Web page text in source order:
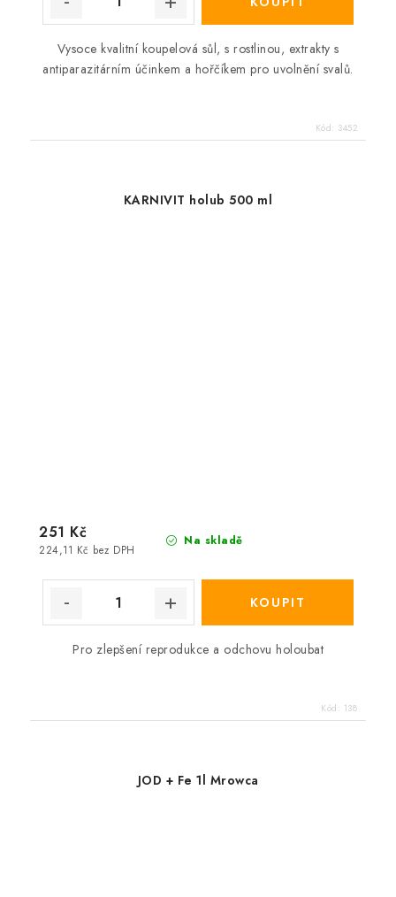
Vysoce kvalitní koupelová sůl, s rostlinou, extrakty s
antiparazitárním účinkem a hořčíkem pro uvolnění svalů.
Kód: 3452
KARNIVIT holub 500 ml
Na skladě
224,11 Kč bez DPH
251 Kč
Pro zlepšení reprodukce a odchovu holoubat
Kód: 138
JOD + Fe 1l Mrowca